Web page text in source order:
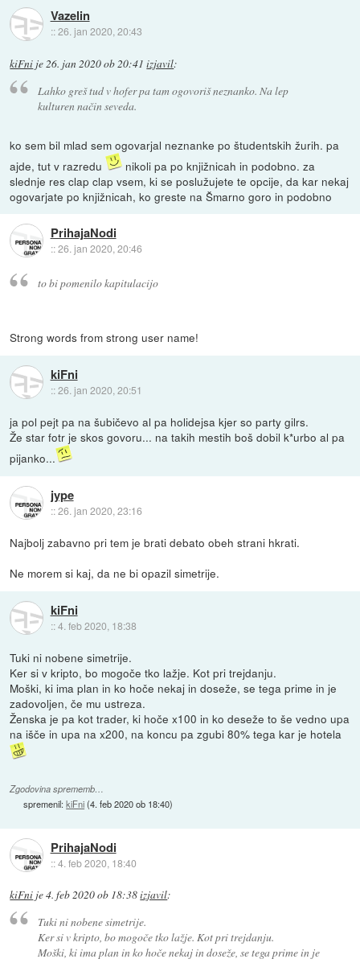
Vazelin
::26. jan 2020, 20:43
kiFni je26. jan 2020 ob 20:41 izjavil:
Lahko greš tud v hofer pa tam ogovoriš neznanko. Na lep
kulturen način seveda.
ko sem bil mlad sem ogovarjal neznanke po študentskih žurih. pa
ajde, tut v razredu
nikoli pa po knjižnicah in podobno. za
slednje res clap clap vsem, ki se poslužujete te opcije, da kar nekaj
ogovarjate po knjižnicah, ko greste na Šmarno goro in podobno
PrihajaNodi
::26. jan 2020, 20:46
to bi pomenilo kapitulacijo
Strong words from strong user name!
kiFni
::26. jan 2020, 20:51
ja pol pejt pa na šubičevo al pa holidejsa kjer so party gilrs.
Že star fotr je skos govoru... na takih mestih boš dobil k*urbo al pa
pijanko...
jype
::26. jan 2020, 23:16
Najbolj zabavno pri tem je brati debato obeh strani hkrati.
Ne morem si kaj, da ne bi opazil simetrije.
kiFni
::4. feb 2020, 18:38
Tuki ni nobene simetrije.
Ker si v kripto, bo mogoče tko lažje. Kot pri trejdanju.
Moški, ki ima plan in ko hoče nekaj in doseže, se tega prime in je
zadovoljen, če mu ustreza.
Ženska je pa kot trader, ki hoče x100 in ko deseže to še vedno upa
na išče in upa na x200, na koncu pa zgubi 80% tega kar je hotela
Zgodovina sprememb…
spremenil:kiFni(4. feb 2020 ob 18:40)
PrihajaNodi
::4. feb 2020, 18:40
kiFni je4. feb 2020 ob 18:38izjavil:
Tuki ni nobene simetrije.
Ker si v kripto, bo mogoče tko lažje. Kot pri trejdanju.
Moški, ki ima plan in ko hoče nekaj in doseže, se tega prime in je